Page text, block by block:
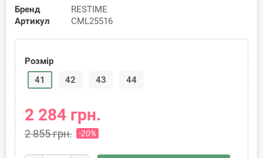
Бренд
RESTIME
Артикул
CML25516
Розмір
41
42 43 44
2 284 грн.
2 855 грн. -20%